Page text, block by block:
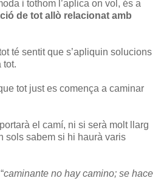
i tothom l’aplica on vol, és a
de tot allò relacionat amb
té sentit que s’apliquin solucions
tot.
tot just es comença a caminar
el camí, ni si serà molt llarg
sols sabem si hi haurà varis
caminante no hay camino; se hace